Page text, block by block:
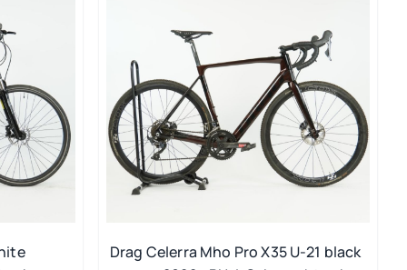
Drag Celerra Mho Pro X35 U-21 black